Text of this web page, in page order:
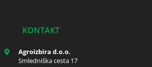
KONTAKT
Agroizbira d.o.o.
Smledniška cesta 17